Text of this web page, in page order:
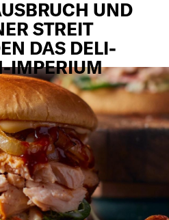
UND
STREIT
DAS DELI-
IMPERIUM